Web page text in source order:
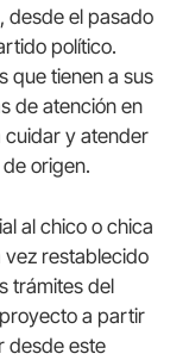
desde el pasado
político.
que tienen a sus
de atención en
cuidar y atender
origen.
al chico o chica
vez restablecido
trámites del
a partir
desde este